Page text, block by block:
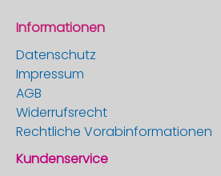
Informationen
Datenschutz
Impressum
AGB
Widerrufsrecht
Rechtliche Vorabinformationen
Kundenservice